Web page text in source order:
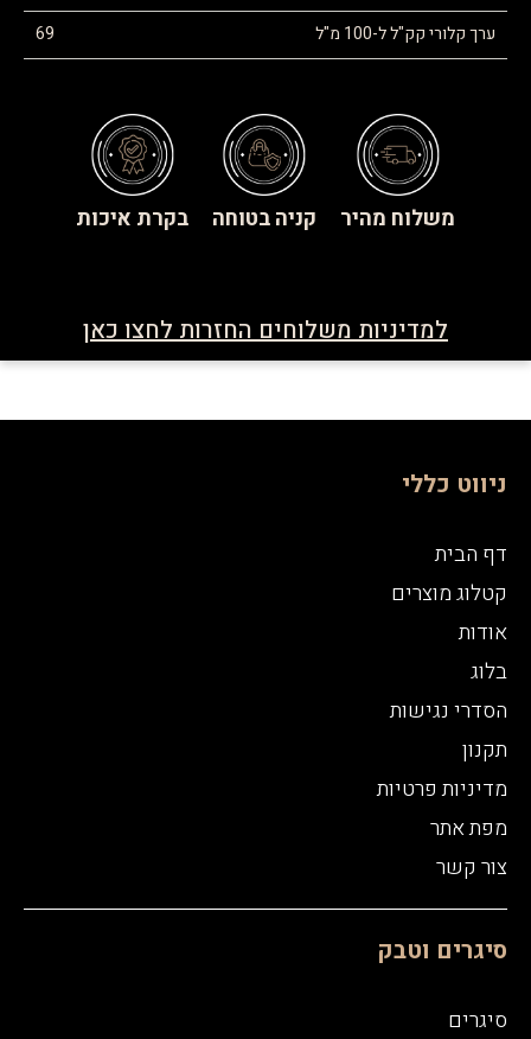
ערך קלורי קק"ל ל-100 מ"ל
69
משלוח מהיר קניה בטוחה בקרת איכות
למדיניות משלוחים החזרות לחצו כאן
ניווט כללי
דף הבית
קטלוג מוצרים
אודות
בלוג
הסדרי נגישות
תקנון
מדיניות פרטיות
מפת אתר
צור קשר
סיגרים וטבק
סיגרים